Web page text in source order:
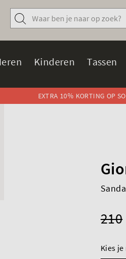
Kinderen Tassen
EXTRA 10% KORTING OP
210
Kies